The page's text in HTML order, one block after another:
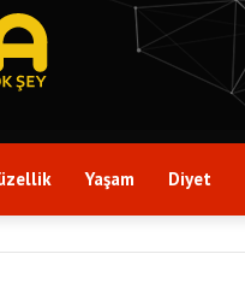
Yaşam Diyet